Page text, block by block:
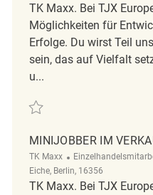
TK Maxx. Bei TJX
Möglichkeiten für
Erfolge. Du wirst Teil
sein, das auf Vielfalt
u...
Retten Minijobber im
MINIJOBBER IM
TK Maxx Kategorie
Eiche, Berlin, 16356
TK Maxx. Bei TJX